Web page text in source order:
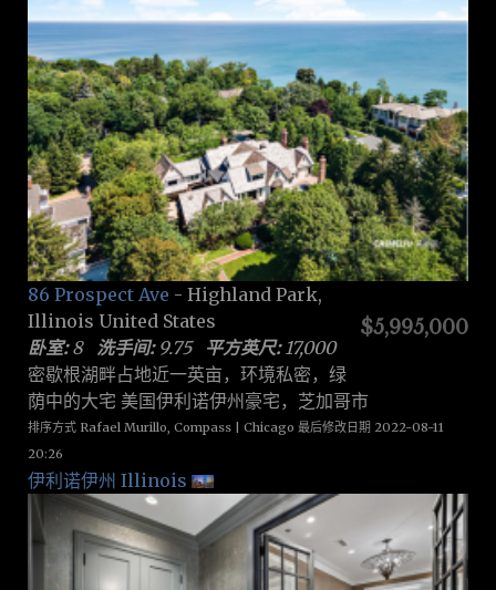
$5,995,000
86 Prospect Ave - Highland Park,
Illinois United States
卧室:8 洗手间:9.75 平方英尺:17,000
密歇根湖畔占地近一英亩，环境私密，绿
荫中的大宅 美国伊利诺伊州豪宅，芝加哥市
排序方式 Rafael Murillo, Compass | Chicago 最后修改日期 2022-08-11
20:26
伊利诺伊州 Illinois